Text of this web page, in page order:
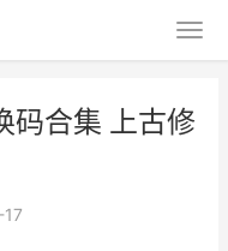
码合集 上古修